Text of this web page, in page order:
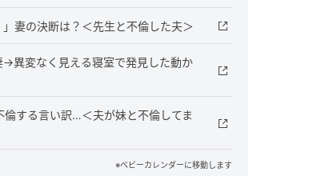
妻の決断は？＜先生と不倫した夫＞
→異変なく見える寝室で発見した動か
する言い訳…＜夫が妹と不倫してま
※ベビーカレンダーに移動します